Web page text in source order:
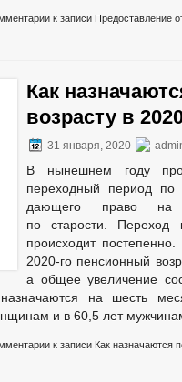
СУБЪЕКТОВ
РАБОЧАЯ ГРУППА
РЕКОМЕНДАЦИИ
ПРАВОНАРУШЕНИЙ
ПО ПЛАТЕЖАМ В
ВОПРОСОВ
БЕЗ ВЕСТИ
ТЕКСТЫ
ТОВАРОВ, РАБОТ И УСЛУГ
СТРУКТУРА, ПОЛНОМОЧИЯ,
СВЕДЕНИЯ О
— МУНИЦИПАЛЬНЫЙ
ПРАВОПРИМЕНИТЕЛЬНАЯ
ЭКСПЕРТИЗА
СВЯЗАННЫХ С
к записи Предоставление
Как
возрасту в
31 января, 2020
В нынешнем году
переходный период по
дающего право на
по старости.
происходит
2020-го пенсионный
а общее увеличение
на шесть
и в 60,5 лет
к записи Как назначаются